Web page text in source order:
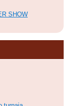
SHOW